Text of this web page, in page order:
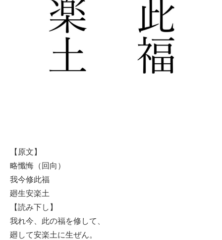
【原文】
略懺悔（回向）
我今修此福
廻生安楽土
【読み下し】
我れ今、此の福を修して、
廻して安楽土に生ぜん。